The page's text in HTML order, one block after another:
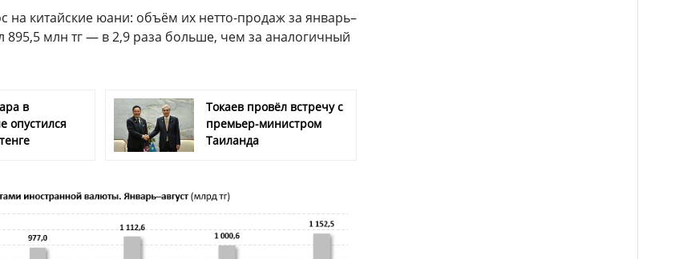
на китайские юани: объём их нетто-продаж за январь–
895,5 млн тг — в 2,9 раза больше, чем за аналогичный
в
опустился
Токаев провёл встречу с
премьер-министром
Таиланда